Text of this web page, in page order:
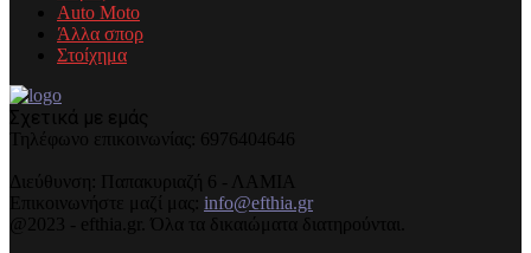
Auto Moto
Άλλα σπορ
Στοίχημα
Σχετικά με εμάς
Τηλέφωνo επικοινωνίας: 6976404646
Διεύθυνση: Παπακυριαζή 6 - ΛΑΜΙΑ
Επικοινωνήστε μαζί μας: info@efthia.gr
@2023 - efthia.gr. Όλα τα δικαιώματα διατηρούνται.